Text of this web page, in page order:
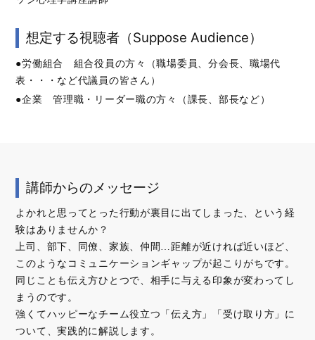
想定する視聴者（Suppose Audience）
●労働組合 組合役員の方々（職場委員、分会長、職場代
表・・・など代議員の皆さん）
●企業 管理職・リーダー職の方々（課長、部長など）
講師からのメッセージ
よかれと思ってとった行動が裏目に出てしまった、という経
験はありませんか？
上司、部下、同僚、家族、仲間…距離が近ければ近いほど、
このようなコミュニケーションギャップが起こりがちです。
同じことも伝え方ひとつで、相手に与える印象が変わってし
まうのです。
強くてハッピーなチーム役立つ「伝え方」「受け取り方」に
ついて、実践的に解説します。